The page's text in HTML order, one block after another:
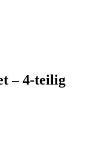
– 4-teilig